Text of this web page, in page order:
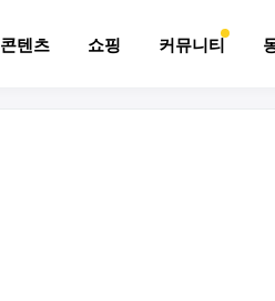
콘텐츠 쇼핑 커뮤니티